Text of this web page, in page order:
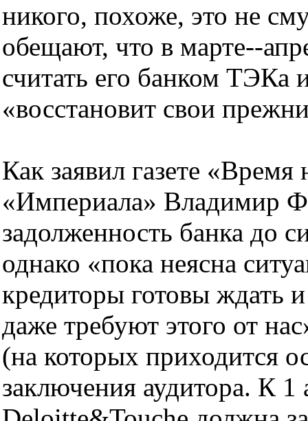
никого, похоже, это не
обещают, что в марте--
считать его банком ТЭКа
«восстановит свои
Как заявил газете «Время
«Империала» Владимир
задолженность банка до
однако «пока неясна
кредиторы готовы ждать
даже требуют этого от
(на которых приходится
заключения аудитора. К 1